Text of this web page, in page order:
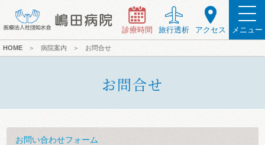
診療時間 旅行透析 アクセス メニュー
HOME ＞ 病院案内 ＞ お問合せ
お問合せ
お問い合わせフォーム